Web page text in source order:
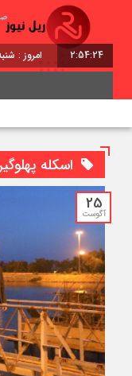
2:54:25 امروز : شنبه, ۱۷ مرداد ,
اسکله
25
آگوست